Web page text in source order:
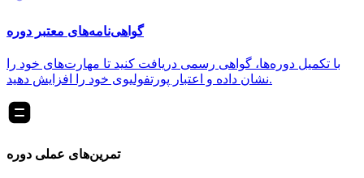
گواهی‌نامه‌های معتبر دوره
با تکمیل دوره‌ها، گواهی رسمی دریافت کنید تا مهارت‌های خود را
نشان داده و اعتبار پورتفولیوی خود را افزایش دهید.
تمرین‌های عملی دوره